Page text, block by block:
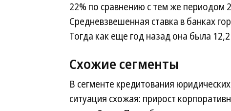
22% по сравнению с тем же периодом
Средневзвешенная ставка в банках
Тогда как еще год назад она была
Схожие сегменты
В сегменте кредитования
ситуация схожая: прирост